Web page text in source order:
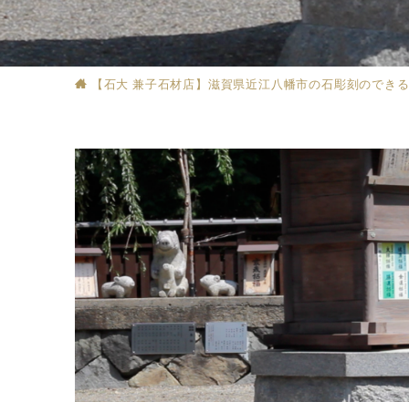
【石大 兼子石材店】滋賀県近江八幡市の石彫刻のでき